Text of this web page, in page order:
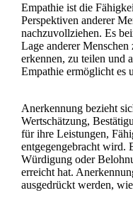
Empathie ist die
Perspektiven anderer
nachzuvollziehen. Es
Lage anderer
erkennen, zu teilen und
Empathie ermöglicht es
Anerkennung bezieht
Wertschätzung,
für ihre Leistungen,
entgegengebracht wird.
Würdigung oder
erreicht hat.
ausgedrückt werden,